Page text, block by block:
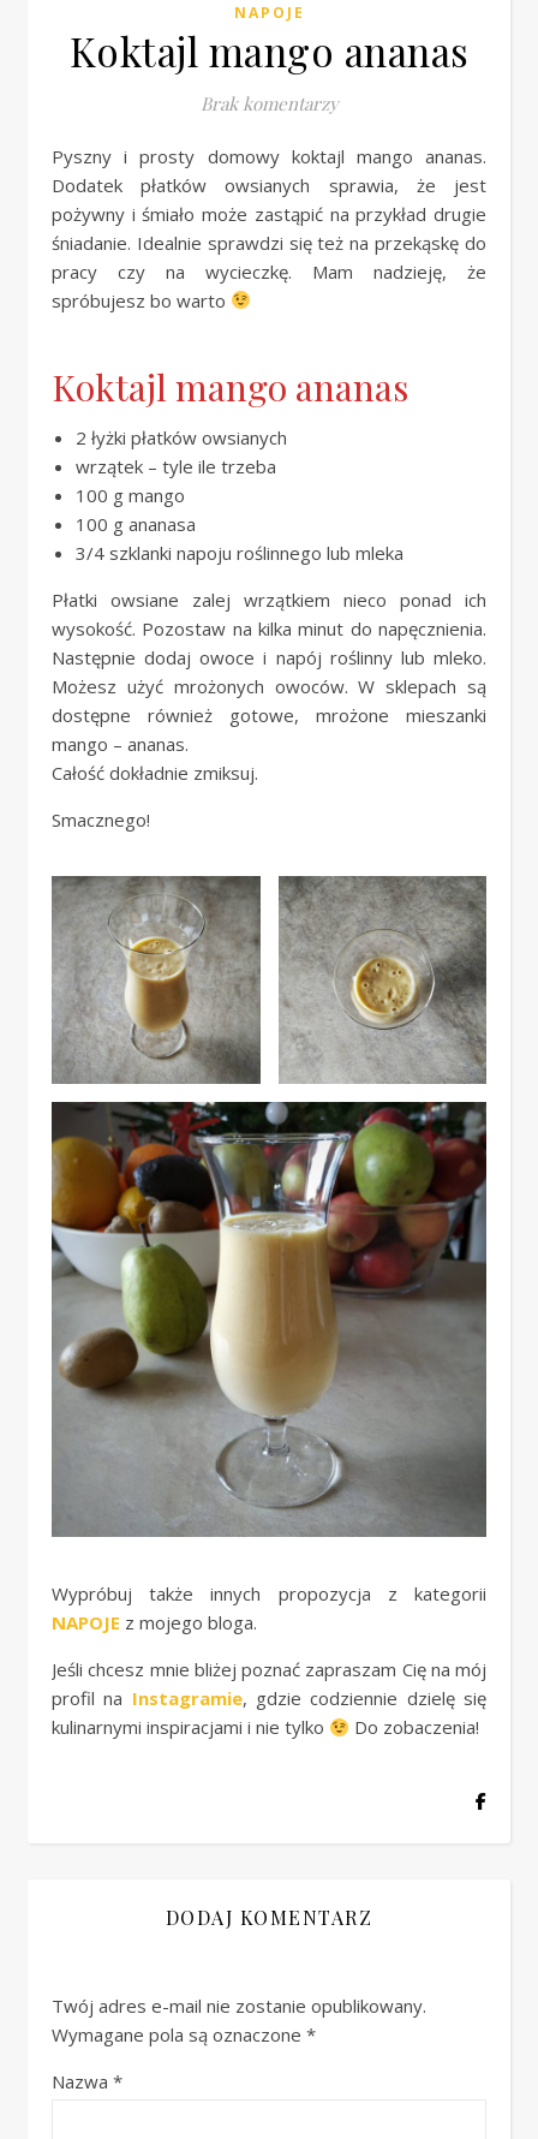
NAPOJE
Koktajl mango ananas
Brak komentarzy
Pyszny i prosty domowy koktajl mango ananas.
Dodatek płatków owsianych sprawia, że jest
pożywny i śmiało może zastąpić na przykład drugie
śniadanie. Idealnie sprawdzi się też na przekąskę do
pracy czy na wycieczkę. Mam nadzieję, że
spróbujesz bo warto
Koktajl mango ananas
2 łyżki płatków owsianych
wrzątek – tyle ile trzeba
100 g mango
100 g ananasa
3/4 szklanki napoju roślinnego lub mleka
Płatki owsiane zalej wrzątkiem nieco ponad ich
wysokość. Pozostaw na kilka minut do napęcznienia.
Następnie dodaj owoce i napój roślinny lub mleko.
Możesz użyć mrożonych owoców. W sklepach są
dostępne również gotowe, mrożone mieszanki
mango – ananas.
Całość dokładnie zmiksuj.
Smacznego!
Wypróbuj także innych propozycja z kategorii
NAPOJE z mojego bloga.
Jeśli chcesz mnie bliżej poznać zapraszam Cię na mój
profil na Instagramie, gdzie codziennie dzielę się
kulinarnymi inspiracjami i nie tylko
Do zobaczenia!
DODAJ KOMENTARZ
Twój adres e-mail nie zostanie opublikowany.
Wymagane pola są oznaczone *
Nazwa *